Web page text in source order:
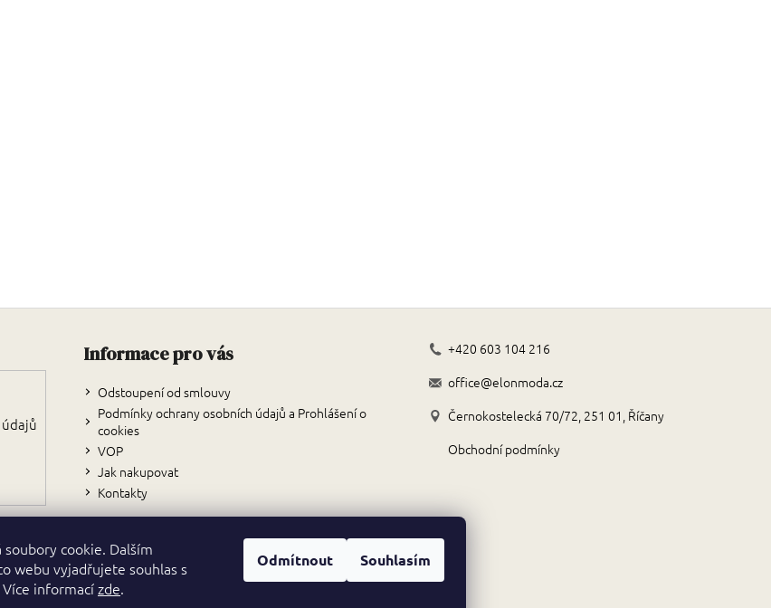
cookie. Dalším
webu vyjadřujete souhlas s
informacízde.
Odmítnout Souhlasím
Informace pro vás
Odstoupení od smlouvy
Podmínky ochrany osobních údajů a Prohlášení o
cookies
VOP
Jak nakupovat
Kontakty
+420 603 104 216
office@elonmoda.cz
Černokostelecká 70/72, 251 01, Říčany
Obchodní podmínky